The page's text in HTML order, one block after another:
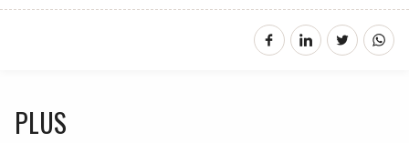
PLUS